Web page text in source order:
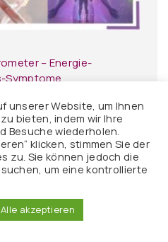
– Energie-
Symptome
unserer Website, um Ihnen
bieten, indem wir Ihre
Besuche wiederholen.
klicken, stimmen Sie der
zu. Sie können jedoch die
um eine kontrollierte
Alle akzeptieren